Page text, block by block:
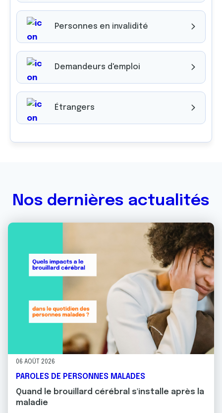
Personnes en invalidité
Demandeurs d'emploi
Étrangers
Nos dernières actualités
06 AOÛT 2026
PAROLES DE PERSONNES MALADES
Quand le brouillard cérébral s'installe après la
maladie